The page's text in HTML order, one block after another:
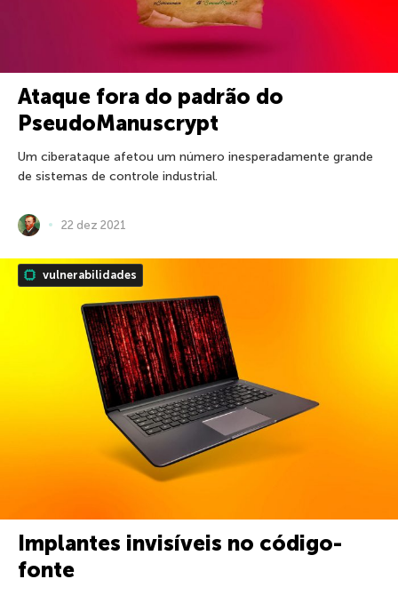
Ataque fora do padrão do
PseudoManuscrypt
Um ciberataque afetou um número inesperadamente grande
de sistemas de controle industrial.
22 dez 2021
vulnerabilidades
Implantes invisíveis no código-
fonte